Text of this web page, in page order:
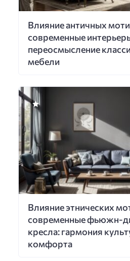
Влияние античных
современные
переосмысление
мебели
Влияние этнических
современные фьюжн-
кресла: гармония
комфорта